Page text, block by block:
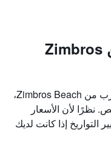
أرخص الفنادق بالقرب من Zimbros
من بين جميع الفنادق التي وجدناها بالقرب من Zimbros Beach،
نظرًا لأن الأسعار
إذا كانت لديك